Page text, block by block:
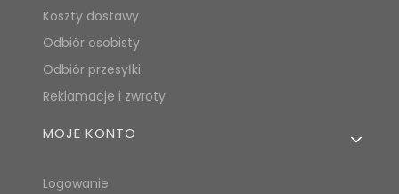
Koszty dostawy
Odbiór osobisty
Odbiór przesyłki
Reklamacje i zwroty
MOJE KONTO
Logowanie